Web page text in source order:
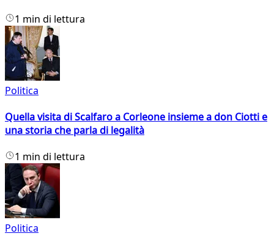
1 min di lettura
Politica
Quella visita di Scalfaro a Corleone insieme a don Ciotti e
una storia che parla di legalità
1 min di lettura
Politica